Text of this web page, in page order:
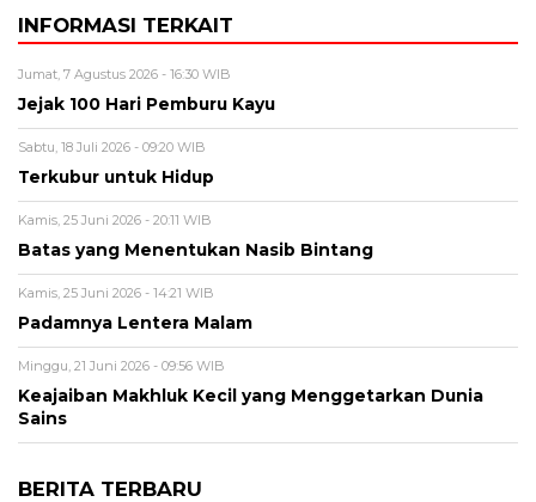
INFORMASI TERKAIT
Jumat, 7 Agustus 2026 - 16:30 WIB
Jejak 100 Hari Pemburu Kayu
Sabtu, 18 Juli 2026 - 09:20 WIB
Terkubur untuk Hidup
Kamis, 25 Juni 2026 - 20:11 WIB
Batas yang Menentukan Nasib Bintang
Kamis, 25 Juni 2026 - 14:21 WIB
Padamnya Lentera Malam
Minggu, 21 Juni 2026 - 09:56 WIB
Keajaiban Makhluk Kecil yang Menggetarkan Dunia
Sains
BERITA TERBARU